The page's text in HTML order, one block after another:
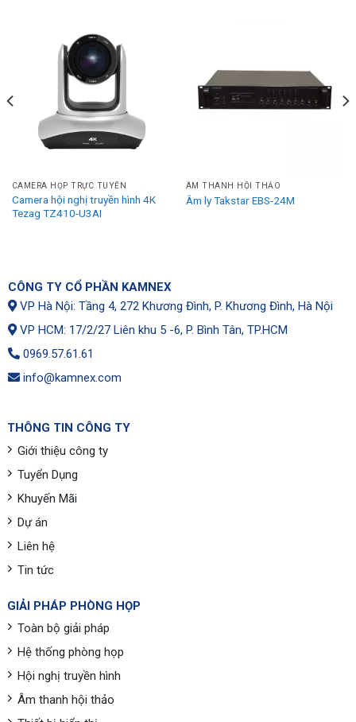
CAMERA HỌP TRỰC TUYẾN
Camera hội nghị truyền hình 4K
Tezag TZ410-U3AI
ÂM THANH HỘI THẢO
Âm ly Takstar EBS-24M
CÔNG TY CỔ PHẦN KAMNEX
VP Hà Nội: Tầng 4, 272 Khương Đình, P. Khương Đình, Hà Nội
VP HCM: 17/2/27 Liên khu 5 -6, P. Bình Tân, TP.HCM
0969.57.61.61
info@kamnex.com
THÔNG TIN CÔNG TY
Giới thiệu công ty
Tuyển Dụng
Khuyến Mãi
Dự án
Liên hệ
Tin tức
GIẢI PHÁP PHÒNG HỌP
Toàn bộ giải pháp
Hệ thống phòng họp
Hội nghị truyền hình
Âm thanh hội thảo